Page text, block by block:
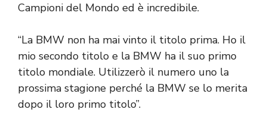
Campioni del Mondo ed è incredibile.
“La BMW non ha mai vinto il titolo prima. Ho il
mio secondo titolo e la BMW ha il suo primo
titolo mondiale. Utilizzerò il numero uno la
prossima stagione perché la BMW se lo merita
dopo il loro primo titolo”.